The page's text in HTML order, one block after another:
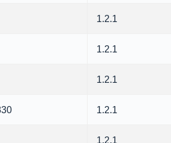
1.2.1
1.2.1
1.2.1
1.2.1
1.2.1